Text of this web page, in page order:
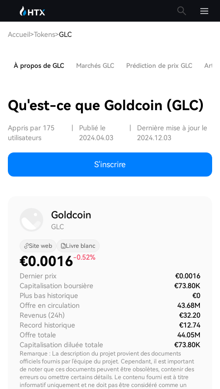
Accueil>Tokens>GLC
À propos de GLC Marchés GLC Prédiction de prix GLC
Qu'est-ce que Goldcoin (GLC)
Appris par 175
utilisateurs
Publié le
2024.04.03
Dernière mise à jour le
2024.12.03
S'inscrire
Goldcoin
GLC
Site web Livre blanc
€0.0016-0.52%
Dernier prix
€0.0016
Capitalisation boursière
€73.80K
Plus bas historique
€0
Offre en circulation
43.68M
Revenus (24h)
€32.20
Record historique
€12.74
Offre totale
44.05M
Capitalisation diluée totale
€73.80K
Remarque : La description du projet provient des documents
officiels fournis par l'équipe du projet. Cependant, il est important
de noter que ces documents peuvent être obsolètes, contenir des
erreurs ou omettre certains détails. Le contenu fourni est à titre
informatif uniquement et ne doit pas être considéré comme un